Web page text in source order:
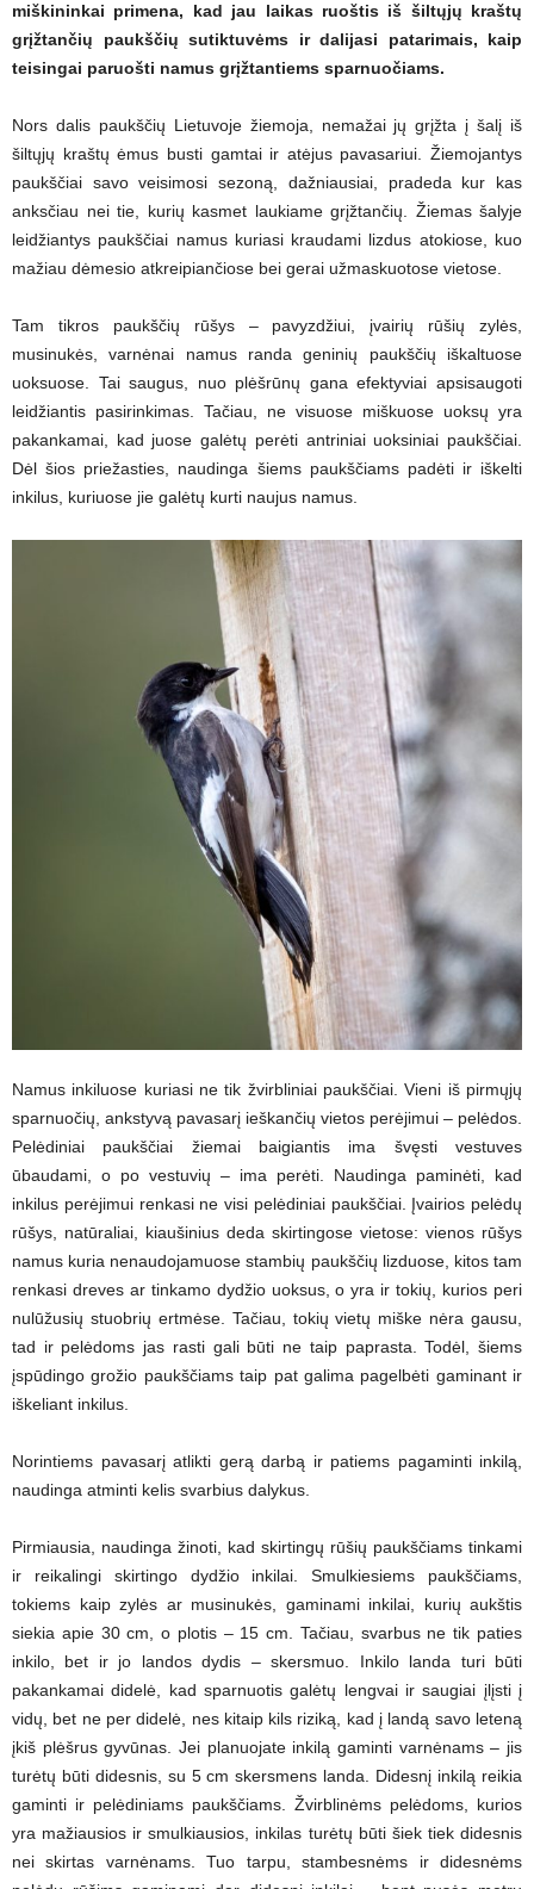
miškininkai primena, kad jau laikas ruoštis iš šiltųjų kraštų
grįžtančių paukščių sutiktuvėms ir dalijasi patarimais, kaip
teisingai paruošti namus grįžtantiems sparnuočiams.
Nors dalis paukščių Lietuvoje žiemoja, nemažai jų grįžta į šalį iš
šiltųjų kraštų ėmus busti gamtai ir atėjus pavasariui. Žiemojantys
paukščiai savo veisimosi sezoną, dažniausiai, pradeda kur kas
anksčiau nei tie, kurių kasmet laukiame grįžtančių. Žiemas šalyje
leidžiantys paukščiai namus kuriasi kraudami lizdus atokiose, kuo
mažiau dėmesio atkreipiančiose bei gerai užmaskuotose vietose.
Tam tikros paukščių rūšys – pavyzdžiui, įvairių rūšių zylės,
musinukės, varnėnai namus randa geninių paukščių iškaltuose
uoksuose. Tai saugus, nuo plėšrūnų gana efektyviai apsisaugoti
leidžiantis pasirinkimas. Tačiau, ne visuose miškuose uoksų yra
pakankamai, kad juose galėtų perėti antriniai uoksiniai paukščiai.
Dėl šios priežasties, naudinga šiems paukščiams padėti ir iškelti
inkilus, kuriuose jie galėtų kurti naujus namus.
Namus inkiluose kuriasi ne tik žvirbliniai paukščiai. Vieni iš pirmųjų
sparnuočių, ankstyvą pavasarį ieškančių vietos perėjimui – pelėdos.
Pelėdiniai paukščiai žiemai baigiantis ima švęsti vestuves
ūbaudami, o po vestuvių – ima perėti. Naudinga paminėti, kad
inkilus perėjimui renkasi ne visi pelėdiniai paukščiai. Įvairios pelėdų
rūšys, natūraliai, kiaušinius deda skirtingose vietose: vienos rūšys
namus kuria nenaudojamuose stambių paukščių lizduose, kitos tam
renkasi dreves ar tinkamo dydžio uoksus, o yra ir tokių, kurios peri
nulūžusių stuobrių ertmėse. Tačiau, tokių vietų miške nėra gausu,
tad ir pelėdoms jas rasti gali būti ne taip paprasta. Todėl, šiems
įspūdingo grožio paukščiams taip pat galima pagelbėti gaminant ir
iškeliant inkilus.
Norintiems pavasarį atlikti gerą darbą ir patiems pagaminti inkilą,
naudinga atminti kelis svarbius dalykus.
Pirmiausia, naudinga žinoti, kad skirtingų rūšių paukščiams tinkami
ir reikalingi skirtingo dydžio inkilai. Smulkiesiems paukščiams,
tokiems kaip zylės ar musinukės, gaminami inkilai, kurių aukštis
siekia apie 30 cm, o plotis – 15 cm. Tačiau, svarbus ne tik paties
inkilo, bet ir jo landos dydis – skersmuo. Inkilo landa turi būti
pakankamai didelė, kad sparnuotis galėtų lengvai ir saugiai įlįsti į
vidų, bet ne per didelė, nes kitaip kils riziką, kad į landą savo leteną
įkiš plėšrus gyvūnas. Jei planuojate inkilą gaminti varnėnams – jis
turėtų būti didesnis, su 5 cm skersmens landa. Didesnį inkilą reikia
gaminti ir pelėdiniams paukščiams. Žvirblinėms pelėdoms, kurios
yra mažiausios ir smulkiausios, inkilas turėtų būti šiek tiek didesnis
nei skirtas varnėnams. Tuo tarpu, stambesnėms ir didesnėms